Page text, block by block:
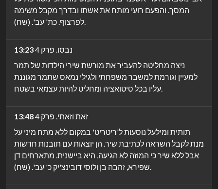
המסך. והפעם רועי מותח את אשתו ובדרך מקבל משימה
לפרצוף. כת' עב'. (שח).
13:23
נבסו. פרק 4
ניצה מחליטה להעביר את מורשת שירי הילדות של תמר
למעיין וגורמת למשבר משפחתי ולגילי נמאס שתמר מגוננת
עליו בכל סיטואציה ומחליט להיות עצמאי בשטח.
13:48
זאת וזאתי. פרק 4
תותית ומילעל נוסעות ל'ריטריט' במקום ללא מתח מיני על
מנת לקבל השראה לכתיבת שיר. הן יוצאות עם תובנות חדשות
אבל ללא שיר כי המוזה לא הגיעה, היא ביישנית. מתארחים דן
שפירא, זהבה בן ולוסי דובינצ'יק כ' עב'. (שח).